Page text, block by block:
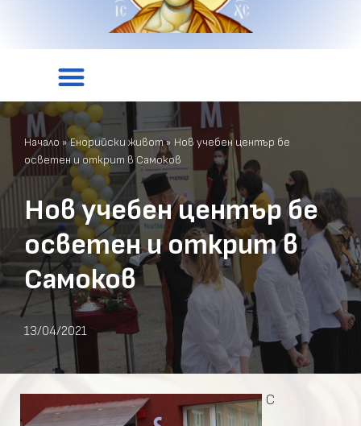
Начало »Енорийски живот» Нов учебен център бе
осветен и открит в Самоков
Нов учебен център бе
осветен и открит в
Самоков
13/04/2021
С